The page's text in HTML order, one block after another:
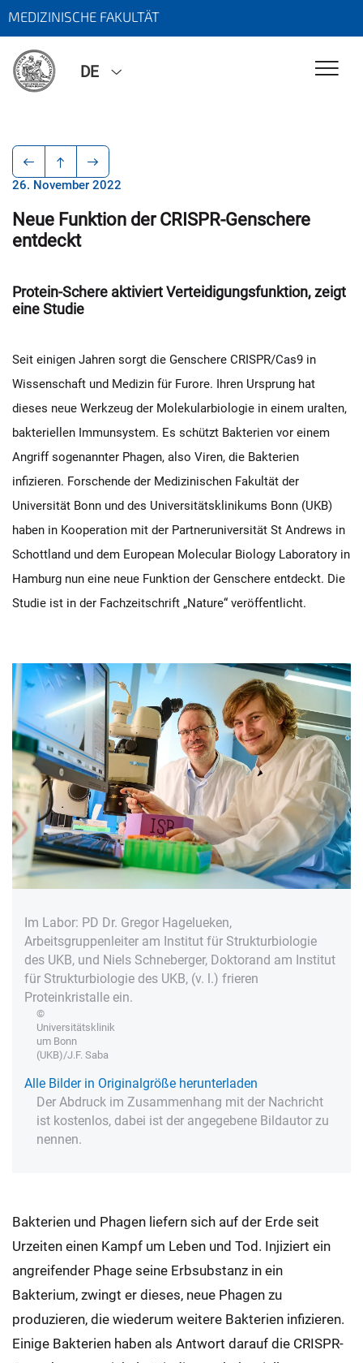
MEDIZINISCHE FAKULTÄT
DE
26. November 2022
Neue Funktion der CRISPR-Genschere
entdeckt
Protein-Schere aktiviert Verteidigungsfunktion, zeigt
eine Studie
Seit einigen Jahren sorgt die Genschere CRISPR/Cas9 in
Wissenschaft und Medizin für Furore. Ihren Ursprung hat
dieses neue Werkzeug der Molekularbiologie in einem uralten,
bakteriellen Immunsystem. Es schützt Bakterien vor einem
Angriff sogenannter Phagen, also Viren, die Bakterien
infizieren. Forschende der Medizinischen Fakultät der
Universität Bonn und des Universitätsklinikums Bonn (UKB)
haben in Kooperation mit der Partneruniversität St Andrews in
Schottland und dem European Molecular Biology Laboratory in
Hamburg nun eine neue Funktion der Genschere entdeckt. Die
Studie ist in der Fachzeitschrift „Nature“ veröffentlicht.
Im Labor: PD Dr. Gregor Hagelueken,
Arbeitsgruppenleiter am Institut für Strukturbiologie
des UKB, und Niels Schneberger, Doktorand am Institut
für Strukturbiologie des UKB, (v. l.) frieren
Proteinkristalle ein.
©
Universitätsklinik
um Bonn
(UKB)/J.F. Saba
Alle Bilder in Originalgröße herunterladen
Der Abdruck im Zusammenhang mit der Nachricht
ist kostenlos, dabei ist der angegebene Bildautor zu
nennen.
Bakterien und Phagen liefern sich auf der Erde seit
Urzeiten einen Kampf um Leben und Tod. Injiziert ein
angreifender Phage seine Erbsubstanz in ein
Bakterium, zwingt er dieses, neue Phagen zu
produzieren, die wiederum weitere Bakterien infizieren.
Einige Bakterien haben als Antwort darauf die CRISPR-